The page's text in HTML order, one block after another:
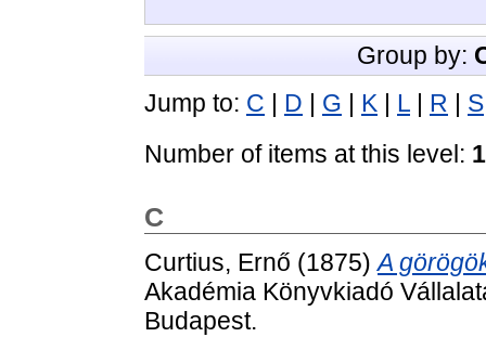
Group by:
Jump to: C D G K L R S
Number of items at this level:
C
Curtius, Ernő (1875)A
Akadémia Könyvkiadó
Budapest.